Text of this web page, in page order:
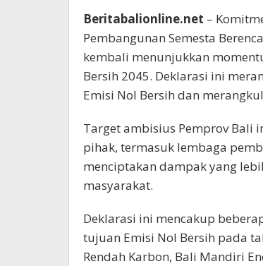
Beritabalionline.net –
Pembangunan Semesta
kembali menunjukkan
Bersih 2045. Deklarasi ini
Emisi Nol Bersih dan
Target ambisius Pemprov Bali
pihak, termasuk lembaga
menciptakan dampak yang
masyarakat.
Deklarasi ini mencakup
tujuan Emisi Nol Bersih pada
Rendah Karbon, Bali Mandiri